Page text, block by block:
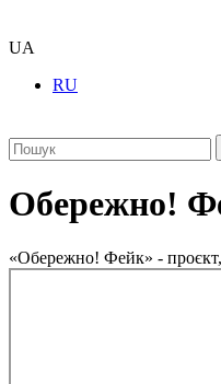
UA
RU
Обережно!
«Обережно! Фейк» - проєкт,